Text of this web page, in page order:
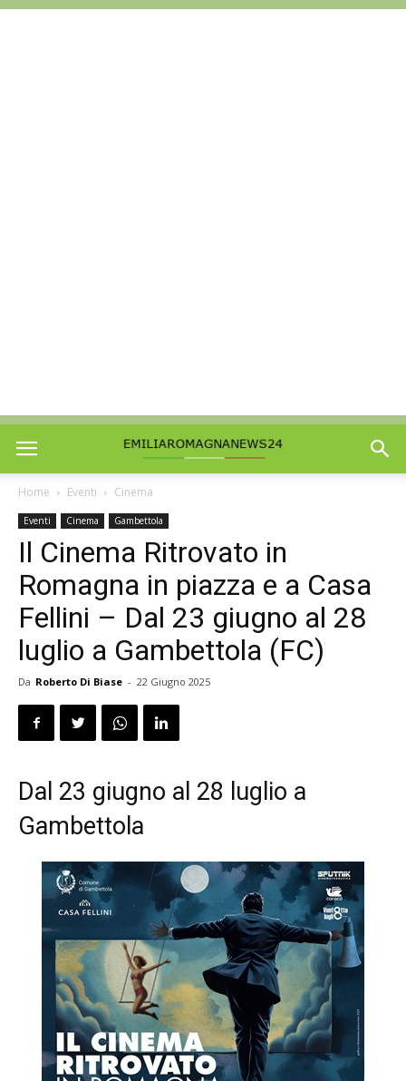
Home Eventi Cinema
Eventi Cinema Gambettola
Il Cinema Ritrovato in
Romagna in piazza e a Casa
Fellini – Dal 23 giugno al 28
luglio a Gambettola (FC)
Da Roberto Di Biase - 22 Giugno 2025
Dal 23 giugno al 28 luglio a
Gambettola